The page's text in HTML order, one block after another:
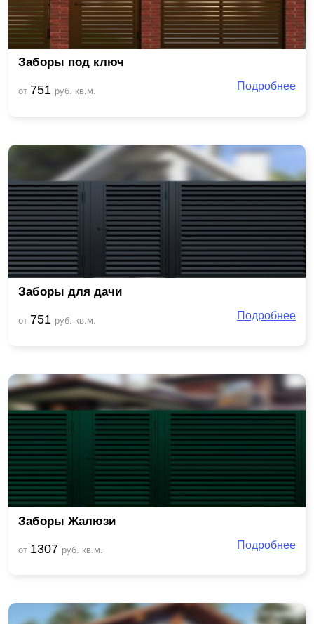
Заборы под ключ
от 751 руб. кв.м. Подробнее
Заборы для дачи
от 751 руб. кв.м. Подробнее
Заборы Жалюзи
от 1307 руб. кв.м. Подробнее